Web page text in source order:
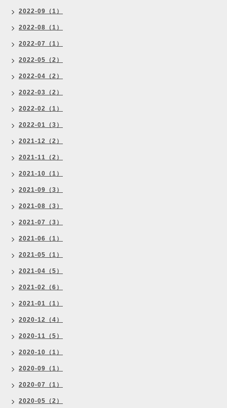
2022-09（1）
2022-08（1）
2022-07（1）
2022-05（2）
2022-04（2）
2022-03（2）
2022-02（1）
2022-01（3）
2021-12（2）
2021-11（2）
2021-10（1）
2021-09（3）
2021-08（3）
2021-07（3）
2021-06（1）
2021-05（1）
2021-04（5）
2021-02（6）
2021-01（1）
2020-12（4）
2020-11（5）
2020-10（1）
2020-09（1）
2020-07（1）
2020-05（2）